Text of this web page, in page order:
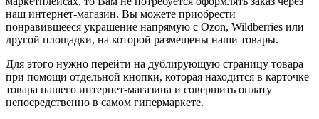
наш интернет-магазин. Вы можете приобрести
понравившееся украшение напрямую с Ozon, Wildberries или
другой площадки, на которой размещены наши товары.
Для этого нужно перейти на дублирующую страницу товара
при помощи отдельной кнопки, которая находится в карточке
товара нашего интернет-магазина и совершить оплату
непосредственно в самом гипермаркете.